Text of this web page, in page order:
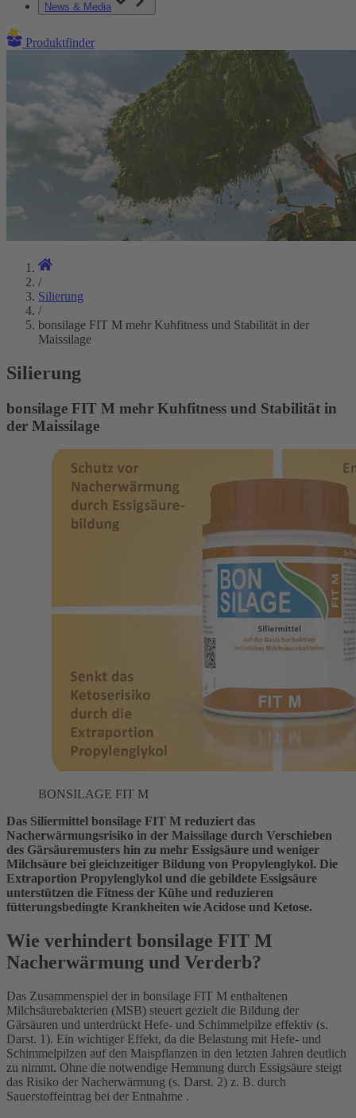
News & Media
Produktfinder
/
Silierung
/
bonsilage FIT M mehr Kuhfitness und Stabilität in der
Maissilage
Silierung
bonsilage FIT M mehr Kuhfitness und Stabilität in
der Maissilage
BONSILAGE FIT M
Das Siliermittel bonsilage FIT M reduziert das
Nacherwärmungsrisiko in der Maissilage durch Verschieben
des Gärsäuremusters hin zu mehr Essigsäure und weniger
Milchsäure bei gleichzeitiger Bildung von Propylenglykol. Die
Extraportion Propylenglykol und die gebildete Essigsäure
unterstützen die Fitness der Kühe und reduzieren
fütterungsbedingte Krankheiten wie Acidose und Ketose.
Wie verhindert bonsilage FIT M
Nacherwärmung und Verderb?
Das Zusammenspiel der in bonsilage FIT M enthaltenen
Milchsäurebakterien (MSB) steuert gezielt die Bildung der
Gärsäuren und unterdrückt Hefe- und Schimmelpilze effektiv (s.
Darst. 1). Ein wichtiger Effekt, da die Belastung mit Hefe- und
Schimmelpilzen auf den Maispflanzen in den letzten Jahren deutlich
zu nimmt. Ohne die notwendige Hemmung durch Essigsäure steigt
das Risiko der Nacherwärmung (s. Darst. 2) z. B. durch
Sauerstoffeintrag bei der Entnahme .